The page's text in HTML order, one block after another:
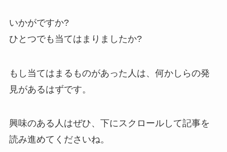
いかがですか?
ひとつでも当てはまりましたか?
もし当てはまるものがあった人は、何かしらの発
見があるはずです。
興味のある人はぜひ、下にスクロールして記事を
読み進めてくださいね。